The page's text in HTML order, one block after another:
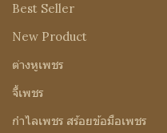
Best Seller
New Product
ต่างหูเพชร
จี้เพชร
กำไลเพชร สร้อยข้อมือเพชร